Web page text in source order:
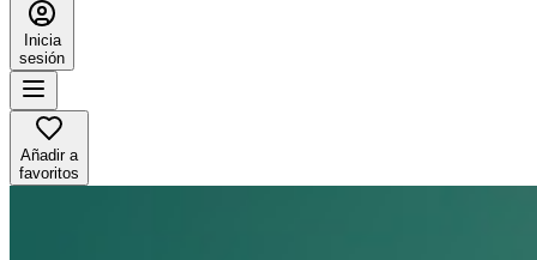
Inicia
sesión
Añadir a
favoritos